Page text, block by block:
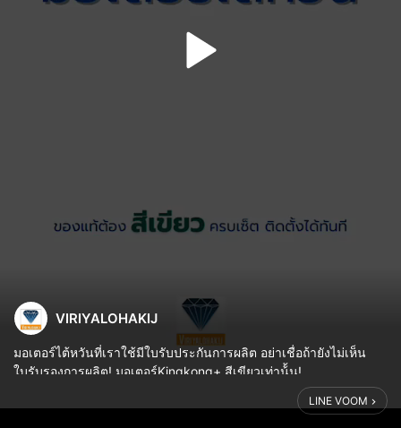
VIRIYALOHAKIJ
มอเตอร์ไต้หวันที่เราใช้มีใบรับประกันการผลิต อย่าเชื่อถ้ายังไม่เห็น
ใบรับรองการผลิต! มอเตอร์Kingkong+ สีเขียวเท่าน้้น!
#มอเตอร์ประตูม้วน #ประตูม้วนไฟฟ้า #ประตูม้วน #มอเตอร์ไต้หวัน
LINE VOOM